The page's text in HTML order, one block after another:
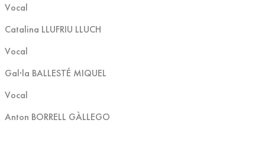
Vocal
Catalina LLUFRIU LLUCH
Vocal
Gal·la BALLESTÉ MIQUEL
Vocal
Anton BORRELL GÀLLEGO